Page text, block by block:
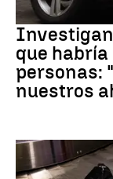
Estafa
Investigan
que
personas:
nuestros